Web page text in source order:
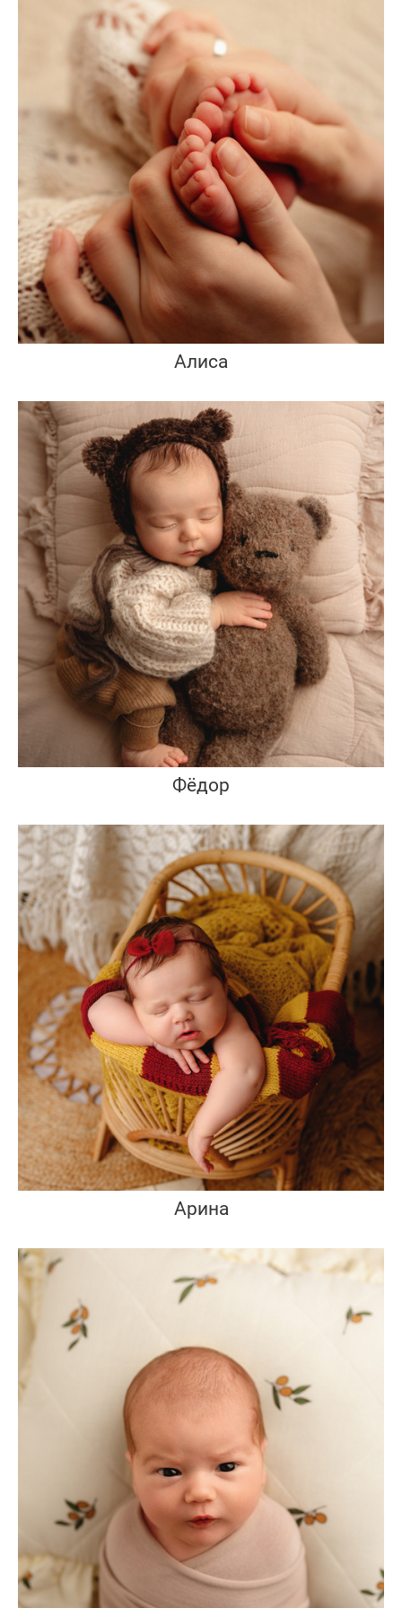
Алиса
Фёдор
Арина